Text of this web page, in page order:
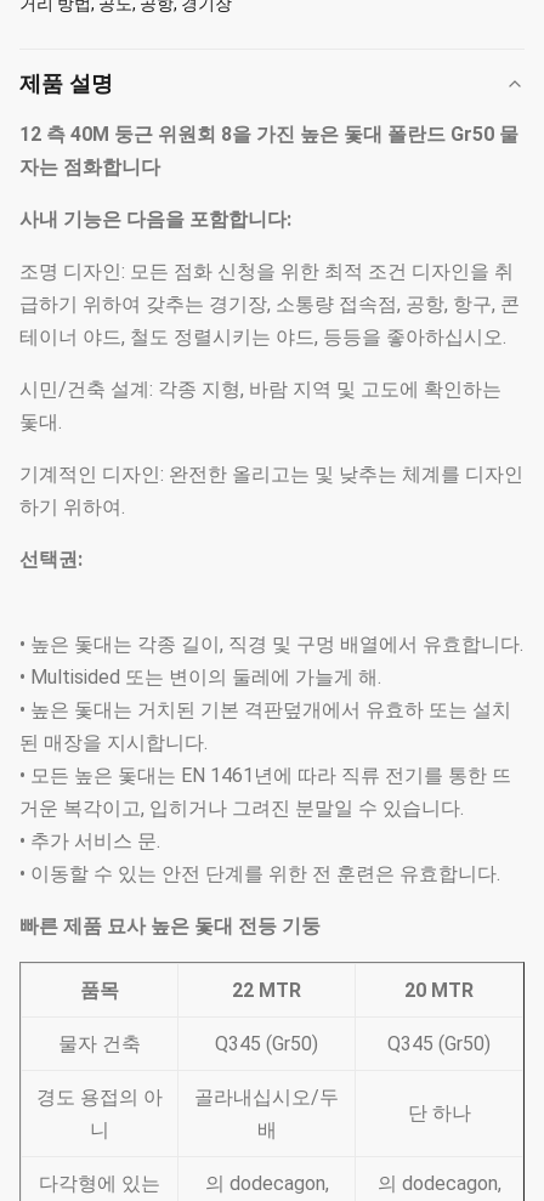
제품 설명
12 측 40M 둥근 위원회 8을 가진 높은 돛대 폴란드 Gr50 물
자는 점화합니다
사내 기능은 다음을 포함합니다:
조명 디자인: 모든 점화 신청을 위한 최적 조건 디자인을 취
급하기 위하여 갖추는 경기장, 소통량 접속점, 공항, 항구, 콘
테이너 야드, 철도 정렬시키는 야드, 등등을 좋아하십시오.
시민/건축 설계: 각종 지형, 바람 지역 및 고도에 확인하는
돛대.
기계적인 디자인: 완전한 올리고는 및 낮추는 체계를 디자인
하기 위하여.
선택권:
• 높은 돛대는 각종 길이, 직경 및 구멍 배열에서 유효합니다.
• Multisided 또는 변이의 둘레에 가늘게 해.
• 높은 돛대는 거치된 기본 격판덮개에서 유효하 또는 설치
된 매장을 지시합니다.
• 모든 높은 돛대는 EN 1461년에 따라 직류 전기를 통한 뜨
거운 복각이고, 입히거나 그려진 분말일 수 있습니다.
• 추가 서비스 문.
• 이동할 수 있는 안전 단계를 위한 전 훈련은 유효합니다.
빠른 제품 묘사 높은 돛대 전등 기둥
품목 22 MTR 20 MTR
물자 건축 Q345 (Gr50) Q345 (Gr50)
경도 용접의 아
니
골라내십시오/두
배
단 하나
다각형에 있는
의 dodecagon,
의 dodecagon,